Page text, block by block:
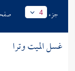
جزء 4
غسل الميت وترا